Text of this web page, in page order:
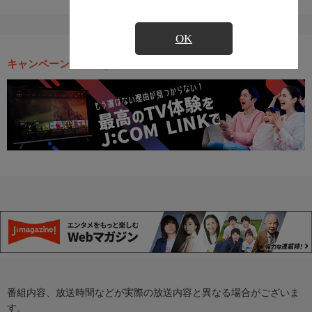
OK
キャンペーン・お得な情報
番組内容、放送時間などが実際の放送内容と異なる場合がございま
す。